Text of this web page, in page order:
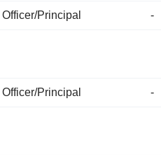
Principal -
Principal -